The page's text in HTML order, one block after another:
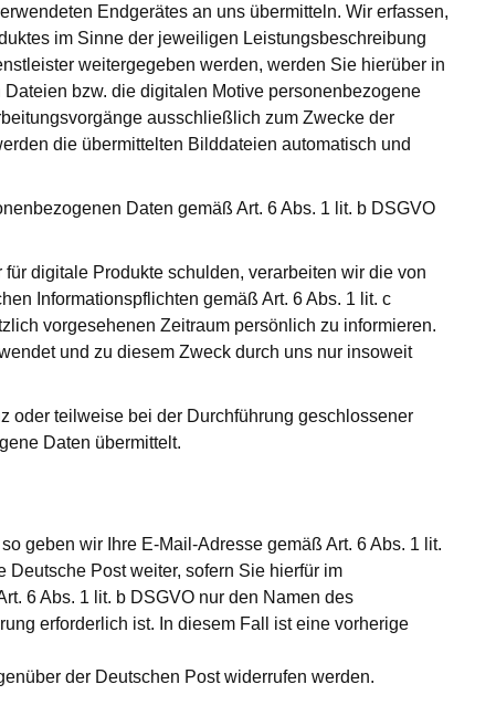
Endgerätes an uns übermitteln. Wir erfassen,
im Sinne der jeweiligen Leistungsbeschreibung
weitergegeben werden, werden Sie hierüber in
bzw. die digitalen Motive personenbezogene
ausschließlich zum Zwecke der
die übermittelten Bilddateien automatisch und
Daten gemäß Art. 6 Abs. 1 lit. b DSGVO
digitale Produkte schulden, verarbeiten wir die von
Informationspflichten gemäß Art. 6 Abs. 1 lit. c
vorgesehenen Zeitraum persönlich zu informieren.
und zu diesem Zweck durch uns nur insoweit
oder teilweise bei der Durchführung geschlossener
Daten übermittelt.
geben wir Ihre E-Mail-Adresse gemäß Art. 6 Abs. 1 lit.
Post weiter, sofern Sie hierfür im
6 Abs. 1 lit. b DSGVO nur den Namen des
erforderlich ist. In diesem Fall ist eine vorherige
der Deutschen Post widerrufen werden.